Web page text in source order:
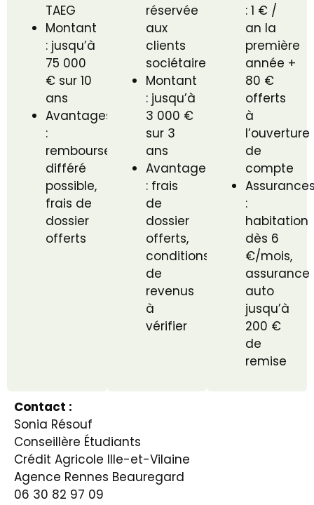
TAEG
Montant
: jusqu’à
75 000
€ sur 10
ans
Avantages
:
remboursement
différé
possible,
frais de
dossier
offerts
réservée
aux
clients
sociétaires)
Montant
: jusqu’à
3 000 €
sur 3
ans
Avantages
: frais
de
dossier
offerts,
conditions
de
revenus
à
vérifier
: 1 € /
an la
première
année +
80 €
offerts
à
l’ouverture
de
compte
:
habitation
dès 6
€/mois,
assurance
auto
jusqu’à
200 €
de
remise
Contact :
Sonia Résouf
Conseillère Étudiants
Crédit Agricole Ille-et-Vilaine
Agence Rennes Beauregard
06 30 82 97 09